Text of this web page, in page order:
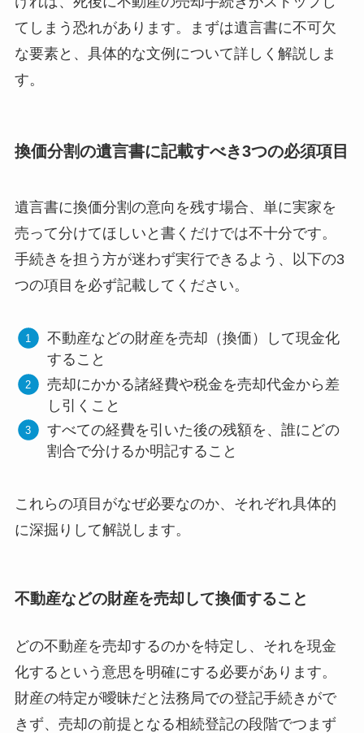
てしまう恐れがあります。まずは遺言書に不可欠
な要素と、具体的な文例について詳しく解説しま
す。
換価分割の遺言書に記載すべき3つの必須項目
遺言書に換価分割の意向を残す場合、単に実家を
売って分けてほしいと書くだけでは不十分です。
手続きを担う方が迷わず実行できるよう、以下の3
つの項目を必ず記載してください。
不動産などの財産を売却（換価）して現金化
すること
売却にかかる諸経費や税金を売却代金から差
し引くこと
すべての経費を引いた後の残額を、誰にどの
割合で分けるか明記すること
これらの項目がなぜ必要なのか、それぞれ具体的
に深掘りして解説します。
不動産などの財産を売却して換価すること
どの不動産を売却するのかを特定し、それを現金
化するという意思を明確にする必要があります。
財産の特定が曖昧だと法務局での登記手続きがで
きず、売却の前提となる相続登記の段階でつまず